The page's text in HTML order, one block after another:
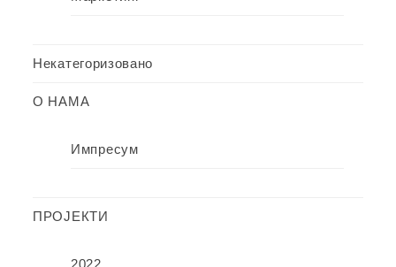
Некатегоризовано
О НАМА
Импресум
ПРОЈЕКТИ
2022